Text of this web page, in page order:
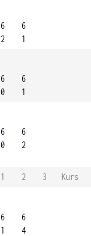
6
2
6
1
6
0
6
1
6
0
6
2
1 2 3
Kurs
6
1
6
4